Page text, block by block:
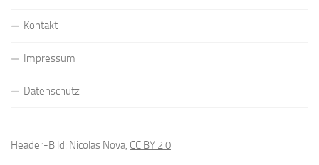
Kontakt
Impressum
Datenschutz
Header-Bild: Nicolas Nova, CC BY 2.0